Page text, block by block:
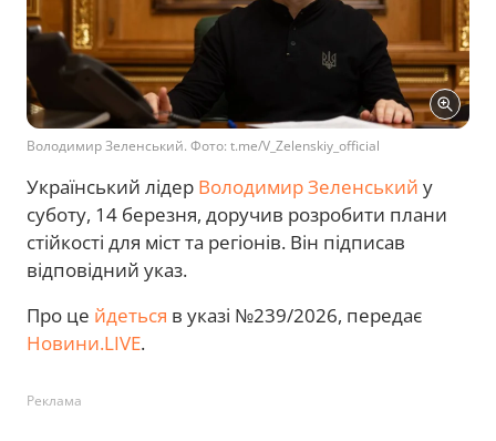
Володимир Зеленський. Фото: t.me/V_Zelenskiy_official
Український лідер Володимир Зеленський у
суботу, 14 березня, доручив розробити плани
стійкості для міст та регіонів. Він підписав
відповідний указ.
Про це йдеться в указі №239/2026, передає
Новини.LIVE.
Реклама